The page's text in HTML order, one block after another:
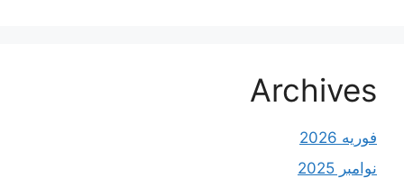
Archives
فوریه 2026
نوامبر 2025